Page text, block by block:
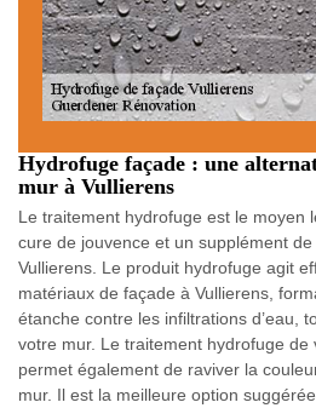
Hydrofuge façade : une
mur à Vullierens
Le traitement hydrofuge est le moyen
cure de jouvence et un supplément
Vullierens. Le produit hydrofuge agit
matériaux de façade à Vullierens,
étanche contre les infiltrations d’eau,
votre mur. Le traitement hydrofuge de
permet également de raviver la
mur. Il est la meilleure option